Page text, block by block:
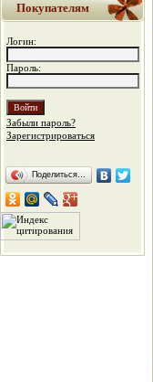
Покупателям
Логин:
Пароль:
Забыли пароль?
Зарегистрироваться
Поделиться…